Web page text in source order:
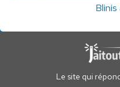
Le site qui